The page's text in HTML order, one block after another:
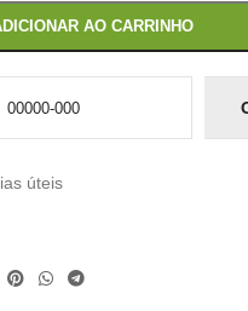
AO CARRINHO
úteis